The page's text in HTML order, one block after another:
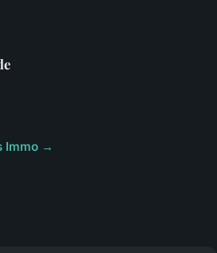
Immo →